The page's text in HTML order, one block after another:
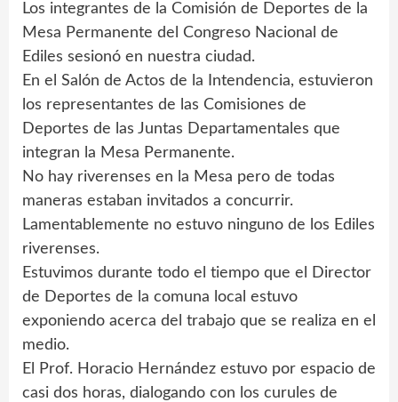
Los integrantes de la Comisión de Deportes de la
Mesa Permanente del Congreso Nacional de
Ediles sesionó en nuestra ciudad.
En el Salón de Actos de la Intendencia, estuvieron
los representantes de las Comisiones de
Deportes de las Juntas Departamentales que
integran la Mesa Permanente.
No hay riverenses en la Mesa pero de todas
maneras estaban invitados a concurrir.
Lamentablemente no estuvo ninguno de los Ediles
riverenses.
Estuvimos durante todo el tiempo que el Director
de Deportes de la comuna local estuvo
exponiendo acerca del trabajo que se realiza en el
medio.
El Prof. Horacio Hernández estuvo por espacio de
casi dos horas, dialogando con los curules de